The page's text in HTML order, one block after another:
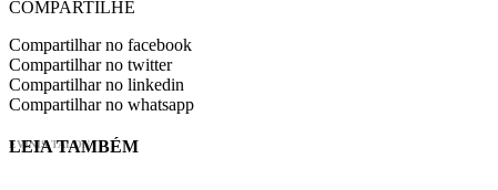
COMPARTILHE
Compartilhar no facebook
Compartilhar no twitter
Compartilhar no linkedin
Compartilhar no whatsapp
EVINIS TALON
LEIA TAMBÉM